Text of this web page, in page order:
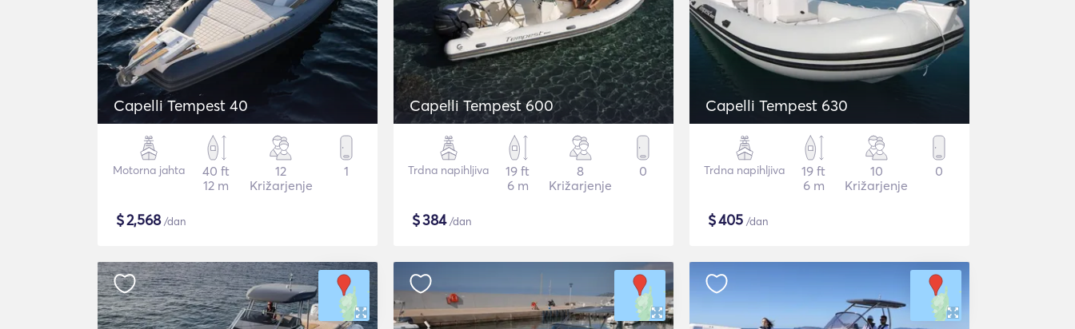
Capelli Tempest 40
Motorna jahta
40 ft
12 m
12
Križarjenje
1
$2,568/dan
Capelli Tempest 600
Trdna napihljiva
19 ft
6 m
8
Križarjenje
0
$384/dan
Capelli Tempest 630
Trdna napihljiva
19 ft
6 m
10
Križarjenje
0
$405 /dan